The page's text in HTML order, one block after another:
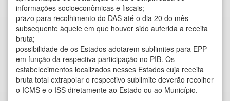
informações socioeconômicas e fiscais;
prazo para recolhimento do DAS até o dia 20 do mês
subsequente àquele em que houver sido auferida a receita
bruta;
possibilidade de os Estados adotarem sublimites para EPP
em função da respectiva participação no PIB. Os
estabelecimentos localizados nesses Estados cuja receita
bruta total extrapolar o respectivo sublimite deverão recolher
o ICMS e o ISS diretamente ao Estado ou ao Município.